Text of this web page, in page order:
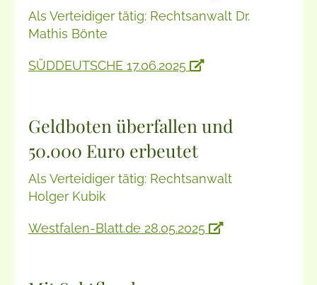
Als Verteidiger tätig: Rechtsanwalt Dr.
Mathis Bönte
SÜDDEUTSCHE 17.06.2025
Geldboten überfallen und
50.000 Euro erbeutet
Als Verteidiger tätig: Rechtsanwalt
Holger Kubik
Westfalen-Blatt.de 28.05.2025